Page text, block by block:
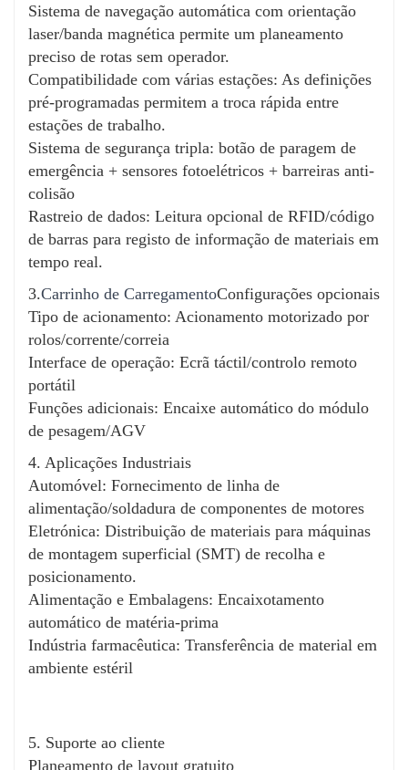
reduz o desperdício de energia.
Seguro e fiável
Sensores de colisão integrados e mecanismos
de paragem de emergência para segurança do
operador.
Manutenção fácil
O design modular simplifica a substituição e a
manutenção de componentes críticos.
Controle Inteligente
Compatível com sistemas PLC/HMI para
monitorização e gestão inteligentes.
Aplicações:
Linhas de produção automatizadas
Armazenagem e logística
Fabricação automóvel/eletrônica
Principais melhorias:
Frase concisa: Eliminação de redundâncias
(ex.: "alta resistência" → "resistente").
Precisão técnica: "Controlo servo/encoder" soa
melhor em inglês do que na tradução literal.
Transições naturais: "Impulsiona" em vez de
"melhora" para um impacto dinâmico.
Os termos padrão da indústria: "Resistente",
Informe-me se pretende ajustes adicionais para
Sistema de navegação automática com orientação
laser/banda magnética permite um planeamento
preciso de rotas sem operador.
Compatibilidade com várias estações: As definições
pré-programadas permitem a troca rápida entre
estações de trabalho.
Sistema de segurança tripla: botão de paragem de
emergência + sensores fotoelétricos + barreiras anti-
colisão
Rastreio de dados: Leitura opcional de RFID/código
de barras para registo de informação de materiais em
tempo real.
3.Carrinho de CarregamentoConfigurações opcionais
Tipo de acionamento: Acionamento motorizado por
rolos/corrente/correia
Interface de operação: Ecrã táctil/controlo remoto
portátil
Funções adicionais: Encaixe automático do módulo
de pesagem/AGV
4. Aplicações Industriais
Automóvel: Fornecimento de linha de
alimentação/soldadura de componentes de motores
Eletrónica: Distribuição de materiais para máquinas
de montagem superficial (SMT) de recolha e
posicionamento.
Alimentação e Embalagens: Encaixotamento
automático de matéria-prima
Indústria farmacêutica: Transferência de material em
ambiente estéril
5. Suporte ao cliente
Planeamento de layout gratuito